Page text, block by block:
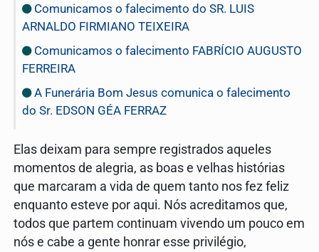
Comunicamos o falecimento do SR. LUIS
ARNALDO FIRMIANO TEIXEIRA
Comunicamos o falecimento FABRÍCIO AUGUSTO
FERREIRA
A Funerária Bom Jesus comunica o falecimento
do Sr. EDSON GÉA FERRAZ
Elas deixam para sempre registrados aqueles
momentos de alegria, as boas e velhas histórias
que marcaram a vida de quem tanto nos fez feliz
enquanto esteve por aqui. Nós acreditamos que,
todos que partem continuam vivendo um pouco em
nós e cabe a gente honrar esse privilégio,